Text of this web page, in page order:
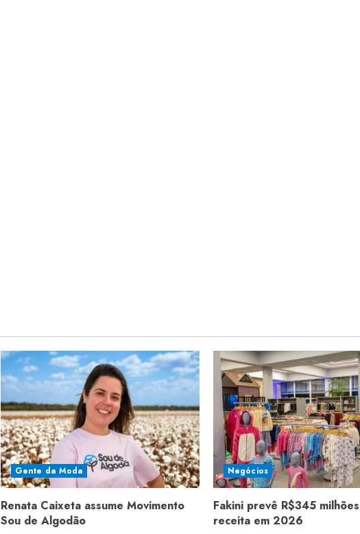
Gente da Moda
Renata Caixeta assume Movimento
Sou de Algodão
Negócios
Fakini prevê R$345
receita em 2026